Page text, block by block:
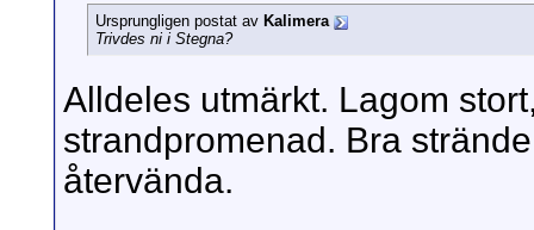
Ursprungligen postat av Kalimera
Trivdes ni i Stegna?
Alldeles utmärkt. Lagom
strandpromenad. Bra
återvända.